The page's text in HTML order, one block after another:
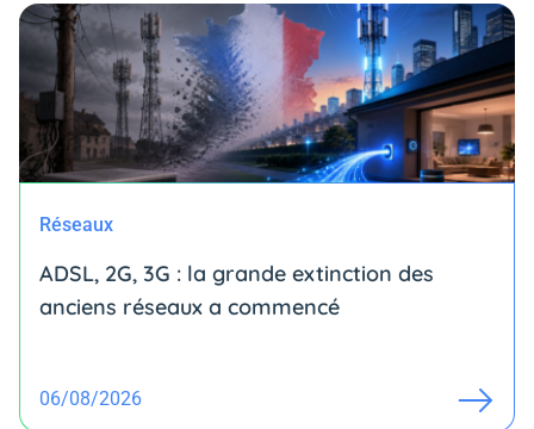
Réseaux
ADSL, 2G, 3G : la grande extinction des
anciens réseaux a commencé
06/08/2026